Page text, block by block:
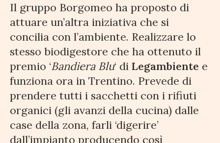
Il gruppo Borgomeo ha proposto di
attuare un’altra iniziativa che si
concilia con l’ambiente. Realizzare lo
stesso biodigestore che ha ottenuto il
premio ‘Bandiera Blu‘ di Legambiente e
funziona ora in Trentino. Prevede di
prendere tutti i sacchetti con i rifiuti
organici (gli avanzi della cucina) dalle
case della zona, farli ‘digerire’
dall’impianto producendo così